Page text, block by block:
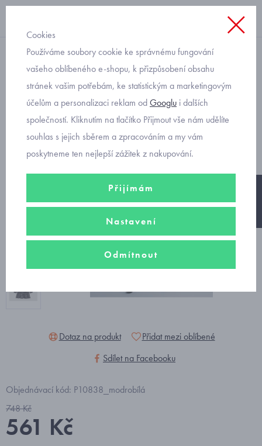
teplé šaty
dětské šaty s mašlí vzor
kouhoutí stopa Mayoral
4990-11
-25%
Dotaz na produkt
Přidat mezi oblíbené
Sdílet na Facebooku
Objednávací kód: P10838_modrobílá
748 Kč
561 Kč
Cookies
Používáme soubory cookie ke správnému fungování
vašeho oblíbeného e-shopu, k přizpůsobení obsahu
stránek vašim potřebám, ke statistickým a marketingovým
účelům a personalizaci reklam odGooglu i dalších
společností. Kliknutím na tlačítko Přijmout vše nám udělíte
souhlas s jejich sběrem a zpracováním a my vám
poskytneme ten nejlepší zážitek z nakupování.
Přijímám
Nastavení
Odmítnout